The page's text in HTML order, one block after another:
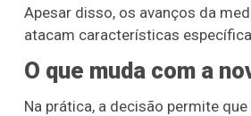
Apesar disso, os avanços da
atacam características
O que muda com a
Na prática, a decisão permite